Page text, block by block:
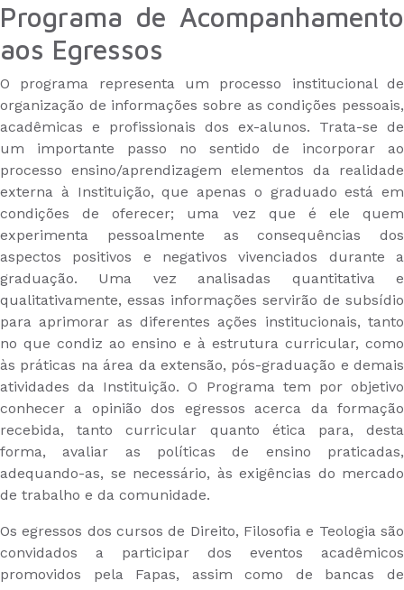
Programa de Acompanhamento
aos Egressos
O programa representa um processo institucional de
organização de informações sobre as condições pessoais,
acadêmicas e profissionais dos ex-alunos. Trata-se de
um importante passo no sentido de incorporar ao
processo ensino/aprendizagem elementos da realidade
externa à Instituição, que apenas o graduado está em
condições de oferecer; uma vez que é ele quem
experimenta pessoalmente as consequências dos
aspectos positivos e negativos vivenciados durante a
graduação. Uma vez analisadas quantitativa e
qualitativamente, essas informações servirão de subsídio
para aprimorar as diferentes ações institucionais, tanto
no que condiz ao ensino e à estrutura curricular, como
às práticas na área da extensão, pós-graduação e demais
atividades da Instituição. O Programa tem por objetivo
conhecer a opinião dos egressos acerca da formação
recebida, tanto curricular quanto ética para, desta
forma, avaliar as políticas de ensino praticadas,
adequando-as, se necessário, às exigências do mercado
de trabalho e da comunidade.
Os egressos dos cursos de Direito, Filosofia e Teologia são
convidados a participar dos eventos acadêmicos
promovidos pela Fapas, assim como de bancas de